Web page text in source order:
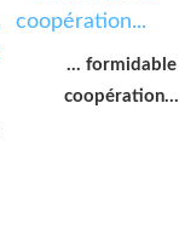
... formidable
coopération...